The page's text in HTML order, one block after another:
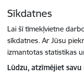
Sīkdatnes
Lai šī tīmekļvietne
sīkdatnes. Ar Jūsu
izmantotas statistikas
Lūdzu, atzīmējiet savu